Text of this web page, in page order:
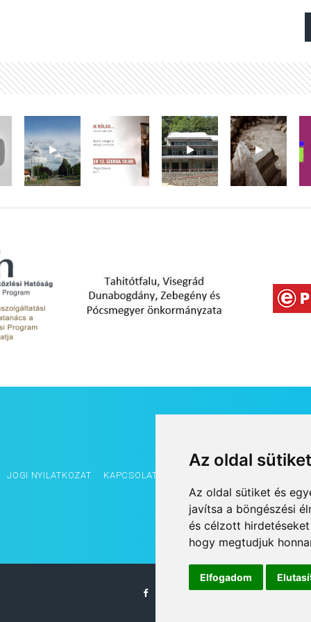
Az oldal
Az oldal sütiket és
javítsa a böngészési
és célzott
hogy megtudjuk
Elfogadom
JOGI NYILATKOZAT KAPCSOLAT